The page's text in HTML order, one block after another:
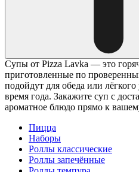
Супы от Pizza Lavka — это
приготовленные по
подойдут для обеда или
время года. Закажите суп с
ароматное блюдо прямо к
Пицца
Наборы
Роллы классические
Роллы запечённые